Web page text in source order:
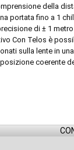
della
portata fino a 1
di ± 1
Con Telos è
sulla lente in
coerente